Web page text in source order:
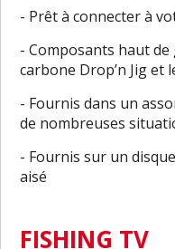
- Prêt à connecter à
- Composants haut
carbone Drop’n Jig et
- Fournis dans un
de nombreuses
- Fournis sur un
aisé
FISHING TV